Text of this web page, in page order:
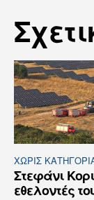
ΧΩΡΊΣ
Στεφάνι
εθελοντές